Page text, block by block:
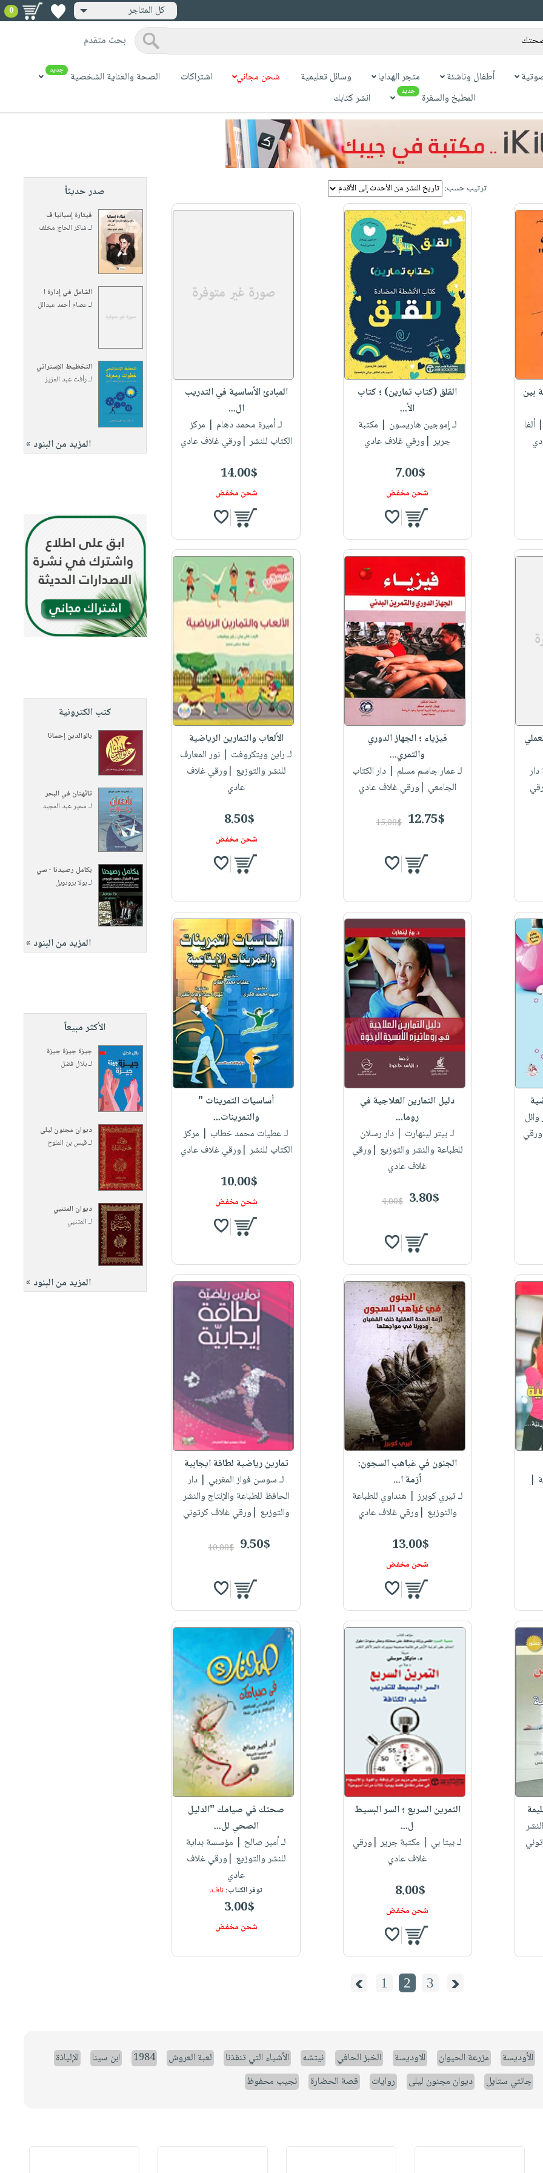
كل المتاجر 0
بحث متقدم
أطفال وناشئة متجر الهدايا وسائل تعليمية شحن مجاني اشتراكات الصحة والعناية الشخصية جديد
المطبخ والسفرة جديد انشر كتابك
ترتيب حسب:
بين
| ألفا
القلق (كتاب تمارين) ؛ كتاب
الأ...
لـ إموجين هاريسون‎ | مكتبة
جرير |ورقي غلاف عادي
7.00$
شحن مخفض
المبادئ الأساسية في التدريب
ال...
لـ أميرة محمد دهام | مركز
الكتاب للنشر |ورقي غلاف عادي
14.00$
شحن مخفض
فيزياء ؛ الجهاز الدوري
والتمري...
لـ عمار جاسم مسلم | دار الكتاب
الجامعي |ورقي غلاف عادي
12.75$
15.00$
الألعاب والتمارين الرياضية
لـ راين ويتكروفت | نور المعارف
للنشر والتوزيع |ورقي غلاف
عادي
8.50$
شحن مخفض
دليل التمارين العلاجية في
روما...
لـ بيتر لينهارت | دار رسلان
للطباعة والنشر والتوزيع |ورقي
غلاف عادي
3.80$
4.00$
أساسيات التمرينات "
والتمرينات...
لـ عطيات محمد خطاب | مركز
الكتاب للنشر |ورقي غلاف عادي
10.00$
شحن مخفض
|
الجنون في غياهب السجون:
أزمة ا...
لـ تيري كوبرز| هنداوي للطباعة
والتوزيع |ورقي غلاف عادي
13.00$
شحن مخفض
تمارين رياضية لطاقة ايجابية
لـ سوسن فواز المغربي | دار
الحافظ للطباعة والإنتاج والنشر
والتوزيع |ورقي غلاف كرتوني
9.50$
10.00$
التمرين السريع ؛ السر البسيط
ل...
لـ ‎بيتا بي
| مكتبة جرير |ورقي
غلاف عادي
8.00$
شحن مخفض
صحتك في صيامك "الدليل
الصحي لل...
لـ أمير صالح| مؤسسة بداية
للنشر والتوزيع |ورقي غلاف
عادي
توفر الكتاب: نافـد
3.00$
شحن مخفض
1 2 3
صدر حديثاً
قيثارة إسبانيا ف
لـشاكر الحاج مخلف
الشامل في إدارة ا
لـعصام أحمد عبدالل
التخطيط الإستراتي
لـرأفت عبد العزيز
المزيد من البنود »
كتب الكترونية
بالوالدين إحسانا
تائهتان في البحر
لـسمير عبد المجيد
بكامل رصيدنا - سي
لـبولا برودويل
المزيد من البنود »
الأكثر مبيعاً
جيزة جيزة جيزة
لـبلال فضل
ديوان مجنون ليلى
لـقيس بن الملوح
ديوان المتنبي
لـالمتنبي
المزيد من البنود »
الأوديسة مزرعة الحيوان الاوديسة الخبز الحافي نيتشه الأشياء التي تنقذنا لعبة العروش 1984 ابن سينا
الإلياذة
جانتي ستايل ديوان مجنون ليلى روايات قصة الحضارة نجيب محفوظ